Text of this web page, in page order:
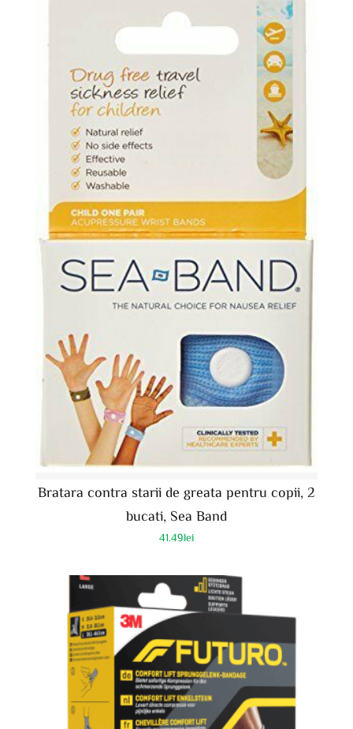
Bratara contra starii de greata pentru copii, 2
bucati, Sea Band
41.49lei